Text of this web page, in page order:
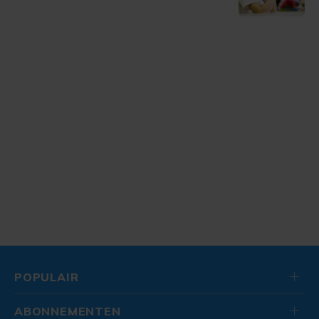
POPULAIR
ABONNEMENTEN